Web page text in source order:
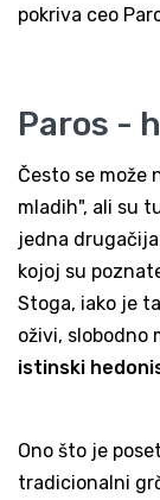
pokriva ceo
Paros -
Često se može
mladih", ali su
jedna
kojoj su
Stoga, iako je
oživi, slobodno
istinski
Ono što je
tradicionalni